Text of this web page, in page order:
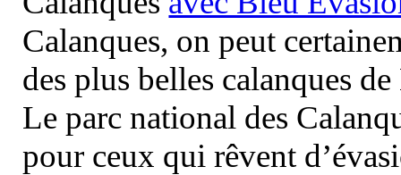
Calanques, on peut
des plus belles calanques
Le parc national des
pour ceux qui rêvent